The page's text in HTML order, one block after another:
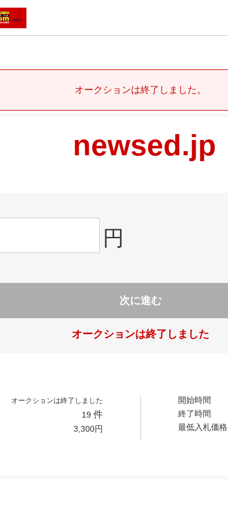
オークションは終了しました。
newsed.jp
円
次に進む
オークションは終了しました
オークションは終了しました
19 件
3,300円
開始時間
終了時間
最低入札価格